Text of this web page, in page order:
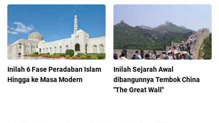
Inilah 6 Fase Peradaban Islam
Hingga ke Masa Modern
Inilah Sejarah Awal
dibangunnya Tembok China
"The Great Wall"